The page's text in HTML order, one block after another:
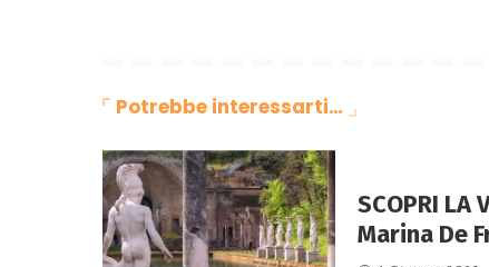
Potrebbe interessarti…
SCOPRI LA
Marina De